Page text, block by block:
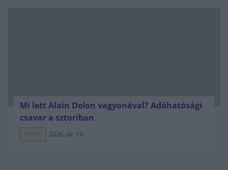
Mi lett Alain Delon vagyonával? Adóhatósági
csavar a sztoriban
HÍREK 2026. júl. 19.